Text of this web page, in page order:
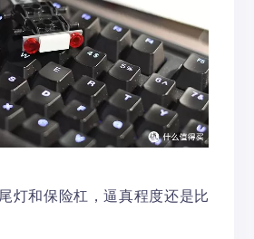
灯和保险杠，逼真程度还是比